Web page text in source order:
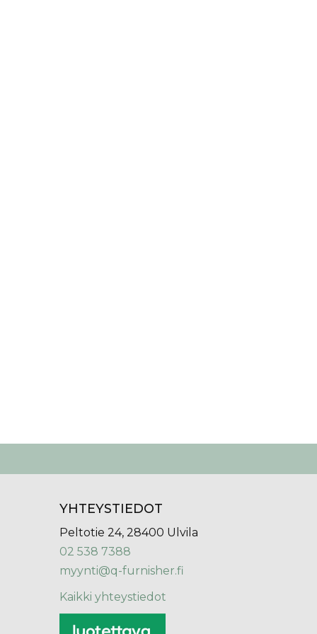
YHTEYSTIEDOT
Peltotie 24, 28400 Ulvila
02 538 7388
myynti@q-furnisher.fi
Kaikki yhteystiedot